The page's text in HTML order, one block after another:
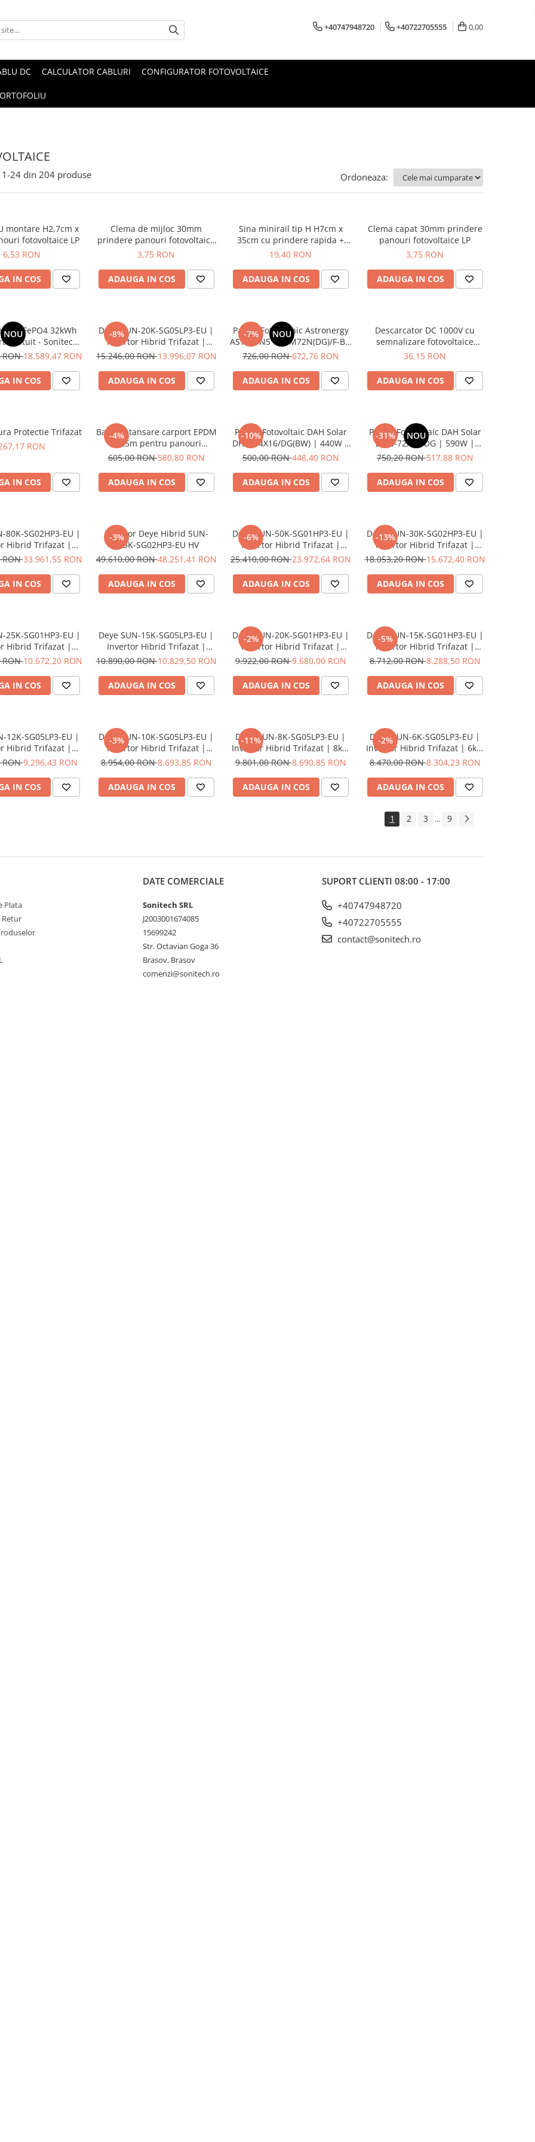
+40747948720 +40722705555 0,00
DC CALCULATOR CABLURI CONFIGURATOR FOTOVOLTAICE
1-24 din 204 produse Ordoneaza:
montare H2,7cm x
fotovoltaice LP
6,53 RON
IN COS
Clema de mijloc 30mm
prindere panouri fotovoltaice
LP
3,75 RON
ADAUGA IN COS
Sina minirail tip H H7cm x
35cm cu prindere rapida +
cauciuc +4 suruburi LP
19,40 RON
ADAUGA IN COS
Clema capat 30mm prindere
panouri fotovoltaice LP
3,75 RON
ADAUGA IN COS
NOULiFePO4 32kWh
Gratuit - Sonitech
51.2V, 10000 Cicluri,
RON18.589,47 RON
IN COS
-8%
Deye SUN-20K-SG05LP3-EU |
Invertor Hibrid Trifazat |
20kW | 48V LV | 350A | IP65
15.246,00 RON13.996,07 RON
ADAUGA IN COS
-7% NOU
Panou Fotovoltaic Astronergy
ASTRO N5 CHSM72N(DG)/F-BH
| 590W | TOPCon 4.0 |
726,00 RON672,76 RON
ADAUGA IN COS
Descarcator DC 1000V cu
semnalizare fotovoltaice
SPD2P-40KA-1000V
36,15 RON
ADAUGA IN COS
Protectie Trifazat
RON
IN COS
-4%
Banda etansare carport EPDM
L=25m pentru panouri
fotovoltaice
605,00 RON580,80 RON
ADAUGA IN COS
-10%
Panou Fotovoltaic DAH Solar
DHN-54X16/DG(BW) | 440W |
TOPCon | Dublu Sticla Black |
500,00 RON448,40 RON
ADAUGA IN COS
-31% NOU
Panou Fotovoltaic DAH Solar
DHN-72X16/DG | 590W |
TOPCon | Dublu Sticla | Tier 1
750,20 RON517,88 RON
ADAUGA IN COS
80K-SG02HP3-EU |
Hibrid Trifazat |
| 6xMPPT | 160A |
RON33.961,55 RON
IN COS
-3%
Invertor Deye Hibrid SUN-
125K-SG02HP3-EU HV
49.610,00 RON48.251,41 RON
ADAUGA IN COS
-6%
Deye SUN-50K-SG01HP3-EU |
Invertor Hibrid Trifazat |
50kW | HV | 4xMPPT | 200A
25.410,00 RON23.972,64 RON
ADAUGA IN COS
-13%
Deye SUN-30K-SG02HP3-EU |
Invertor Hibrid Trifazat |
30kW | HV | 3xMPPT | 98,5%
18.053,20 RON15.672,40 RON
ADAUGA IN COS
25K-SG01HP3-EU |
Hibrid Trifazat |
| 2xMPPT | IP65
RON10.672,20 RON
IN COS
Deye SUN-15K-SG05LP3-EU |
Invertor Hibrid Trifazat |
15kW | 48V LV | 2xMPPT |
10.890,00 RON10.829,50 RON
ADAUGA IN COS
-2%
Deye SUN-20K-SG01HP3-EU |
Invertor Hibrid Trifazat |
20kW | HV | 2xMPPT | IP65
9.922,00 RON9.680,00 RON
ADAUGA IN COS
-5%
Deye SUN-15K-SG01HP3-EU |
Invertor Hibrid Trifazat |
15kW | HV | 2xMPPT | IP65
8.712,00 RON8.288,50 RON
ADAUGA IN COS
12K-SG05LP3-EU |
Hibrid Trifazat |
LV | 2xMPPT |
RON9.296,43 RON
IN COS
-3%
Deye SUN-10K-SG05LP3-EU |
Invertor Hibrid Trifazat |
10kW | 48V LV | 2xMPPT |
8.954,00 RON8.693,85 RON
ADAUGA IN COS
-11%
Deye SUN-8K-SG05LP3-EU |
Invertor Hibrid Trifazat | 8kW
| 48V LV | 2xMPPT | IP65
9.801,00 RON8.690,85 RON
ADAUGA IN COS
-2%
Deye SUN-6K-SG05LP3-EU |
Invertor Hibrid Trifazat | 6kW
| 48V LV | 2xMPPT | IP65
8.470,00 RON8.304,23 RON
ADAUGA IN COS
1 2 3 ... 9
Plata
Retur
DATE COMERCIALE
Sonitech SRL
J2003001674085
15699242
Str. Octavian Goga 36
Brasov, Brasov
comenzi@sonitech.ro
SUPORT CLIENTI 08:00 - 17:00
+40747948720
+40722705555
contact@sonitech.ro